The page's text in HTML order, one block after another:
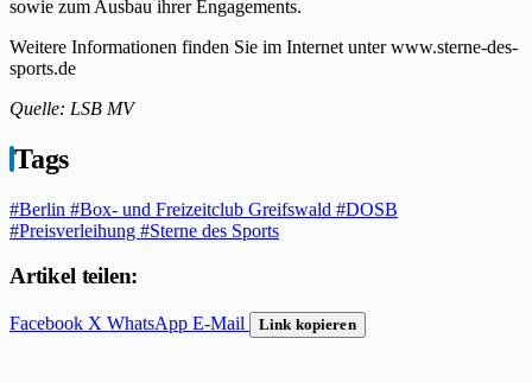
sowie zum Ausbau ihrer Engagements.
Weitere Informationen finden Sie im Internet unter www.sterne-des-
sports.de
Quelle: LSB MV
Tags
#Berlin #Box- und Freizeitclub Greifswald #DOSB
#Preisverleihung #Sterne des Sports
Artikel teilen:
Facebook X WhatsApp E-Mail Link kopieren